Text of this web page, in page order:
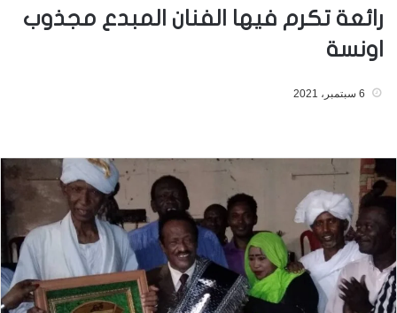
رائعة تكرم فيها الفنان المبدع مجذوب
اونسة
6 سبتمبر، 2021